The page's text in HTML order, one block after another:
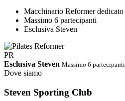
Macchinario Reformer dedicato
Massimo 6 partecipanti
Esclusiva Steven
PR
Esclusiva Steven Massimo 6 partecipanti
Dove siamo
Steven Sporting Club